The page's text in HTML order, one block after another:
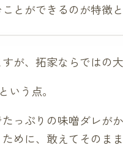
とができるのが特徴と
が、拓家ならではの
という点。
っぷりの味噌ダレが
めに、敢えてそのまま